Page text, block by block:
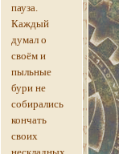
пауза.
Каждый
думал о
своём и
пыльные
бури не
собирались
кончать
своих